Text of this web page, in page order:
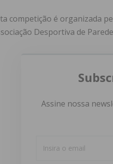
competição é organizada
Desportiva de
Assine nossa